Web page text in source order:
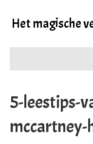
Het magische
5-leestips-